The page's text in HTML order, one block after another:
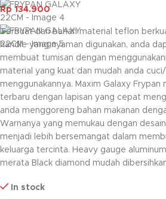
Rp 134.900
Terbuat dari bahan material teflon
handle yang nyaman digunakan, anda
membuat tumisan dengan
material yang kuat dan mudah anda
menggunakannya. Maxim Galaxy Frypan
terbaru dengan lapisan yang cepat
anda menggoreng bahan makanan
Warnanya yang memukau dengan
menjadi lebih bersemangat dalam
keluarga tercinta. Heavy gauge
merata Black diamond mudah
In stock